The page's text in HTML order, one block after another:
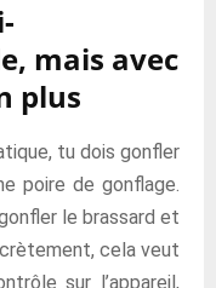
mais avec
plus
tu dois gonfler
poire de gonflage.
le brassard et
cela veut
sur l’appareil,